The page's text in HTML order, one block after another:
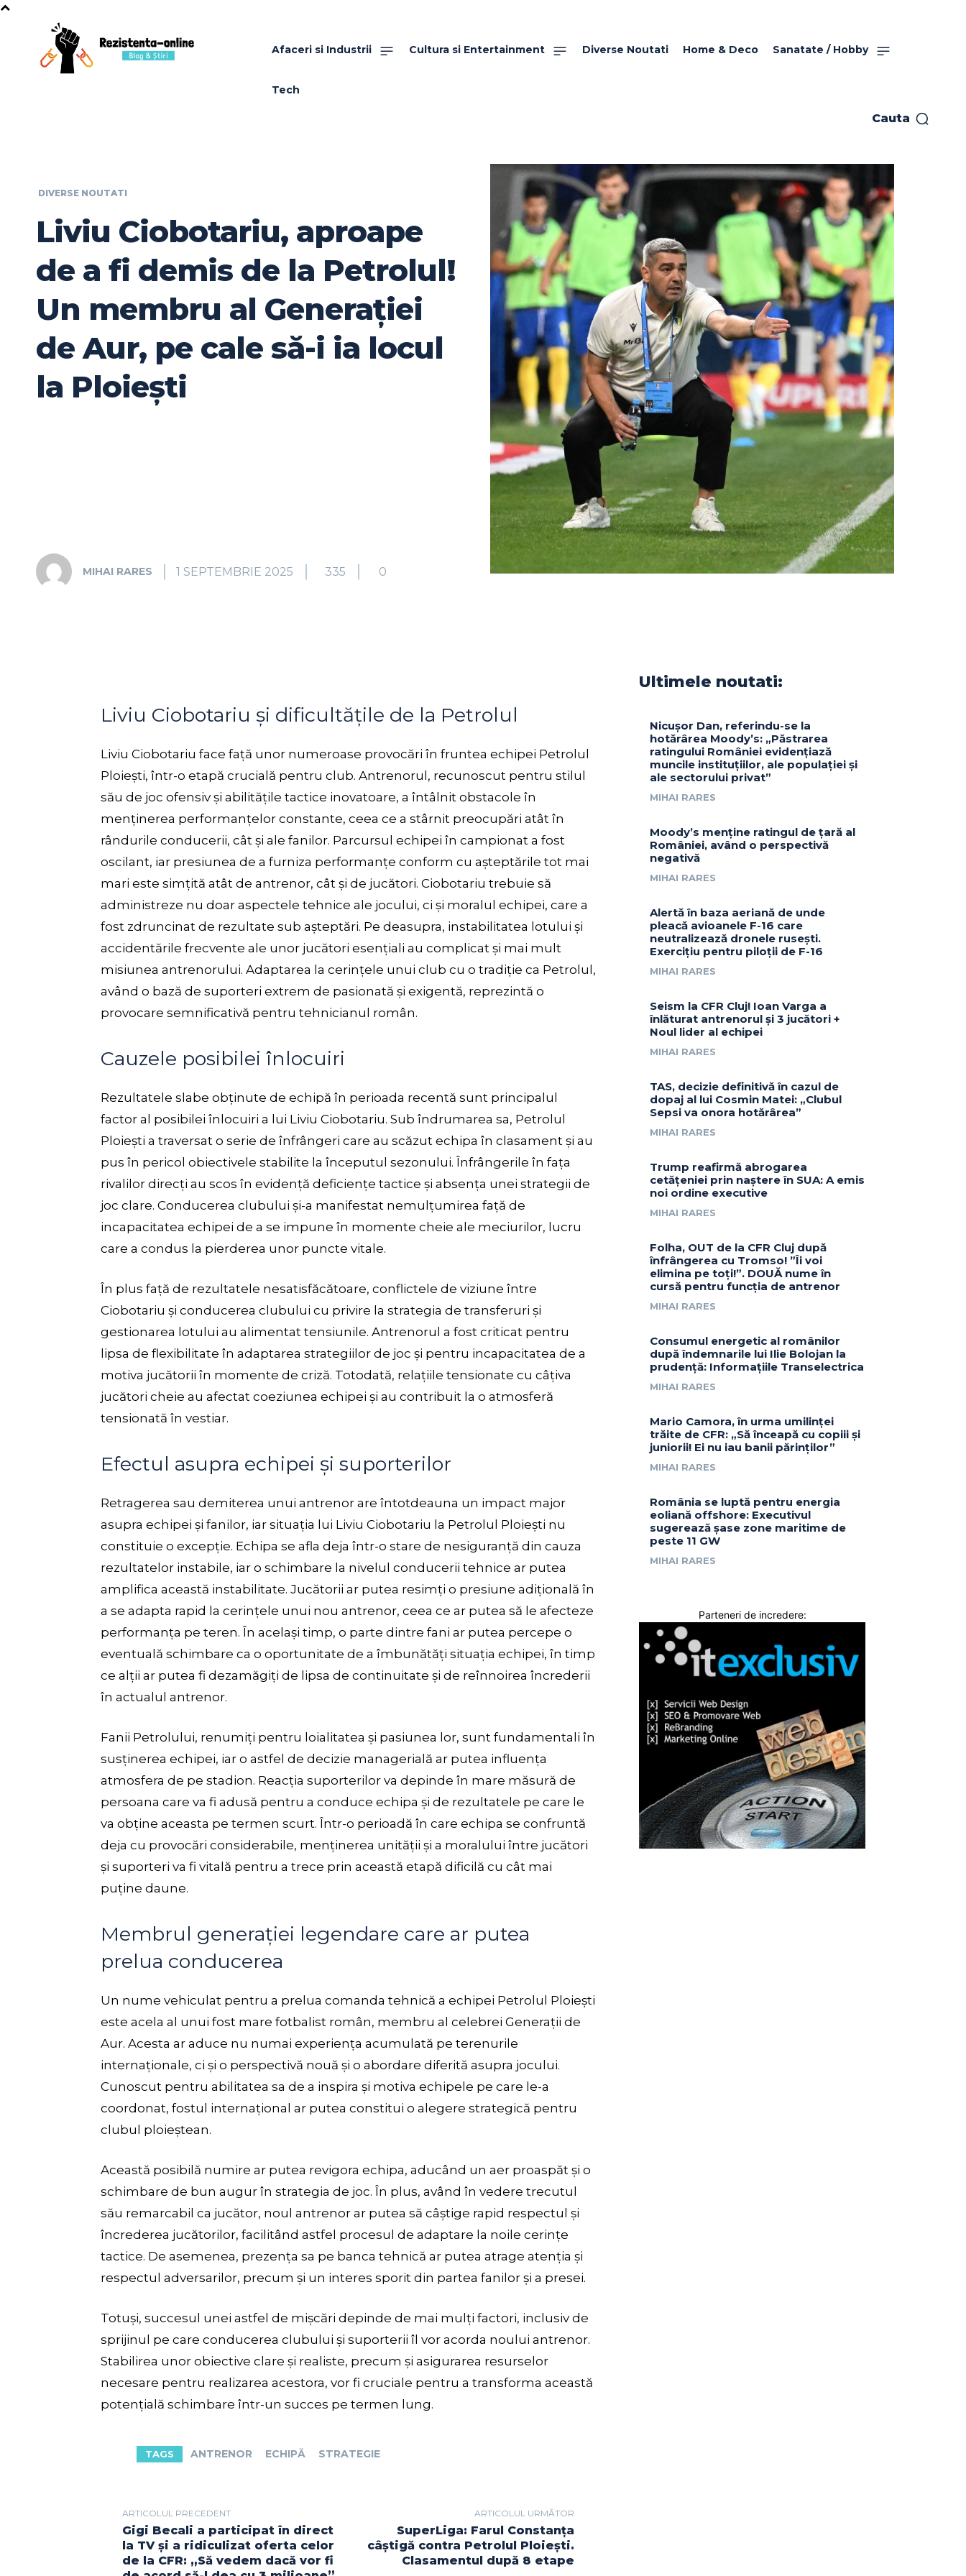
Afaceri si Industrii Cultura si Entertainment Diverse Noutati Home & Deco Sanatate / Hobby
Tech
Cauta
DIVERSE NOUTATI
Liviu Ciobotariu, aproape
de a fi demis de la Petrolul!
Un membru al Generației
de Aur, pe cale să-i ia locul
la Ploiești
MIHAI RARES 1 SEPTEMBRIE 2025 335 0
Liviu Ciobotariu și dificultățile de la Petrolul
Liviu Ciobotariu face față unor numeroase provocări în fruntea echipei Petrolul
Ploiești, într-o etapă crucială pentru club. Antrenorul, recunoscut pentru stilul
său de joc ofensiv și abilitățile tactice inovatoare, a întâlnit obstacole în
menținerea performanțelor constante, ceea ce a stârnit preocupări atât în
rândurile conducerii, cât și ale fanilor. Parcursul echipei în campionat a fost
oscilant, iar presiunea de a furniza performanțe conform cu așteptările tot mai
mari este simțită atât de antrenor, cât și de jucători. Ciobotariu trebuie să
administreze nu doar aspectele tehnice ale jocului, ci și moralul echipei, care a
fost zdruncinat de rezultate sub așteptări. Pe deasupra, instabilitatea lotului și
accidentările frecvente ale unor jucători esențiali au complicat și mai mult
misiunea antrenorului. Adaptarea la cerințele unui club cu o tradiție ca Petrolul,
având o bază de suporteri extrem de pasionată și exigentă, reprezintă o
provocare semnificativă pentru tehnicianul român.
Cauzele posibilei înlocuiri
Rezultatele slabe obținute de echipă în perioada recentă sunt principalul
factor al posibilei înlocuiri a lui Liviu Ciobotariu. Sub îndrumarea sa, Petrolul
Ploiești a traversat o serie de înfrângeri care au scăzut echipa în clasament și au
pus în pericol obiectivele stabilite la începutul sezonului. Înfrângerile în fața
rivalilor direcți au scos în evidență deficiențe tactice și absența unei strategii de
joc clare. Conducerea clubului și-a manifestat nemulțumirea față de
incapacitatea echipei de a se impune în momente cheie ale meciurilor, lucru
care a condus la pierderea unor puncte vitale.
În plus față de rezultatele nesatisfăcătoare, conflictele de viziune între
Ciobotariu și conducerea clubului cu privire la strategia de transferuri și
gestionarea lotului au alimentat tensiunile. Antrenorul a fost criticat pentru
lipsa de flexibilitate în adaptarea strategiilor de joc și pentru incapacitatea de a
motiva jucătorii în momente de criză. Totodată, relațiile tensionate cu câțiva
jucători cheie au afectat coeziunea echipei și au contribuit la o atmosferă
tensionată în vestiar.
Efectul asupra echipei și suporterilor
Retragerea sau demiterea unui antrenor are întotdeauna un impact major
asupra echipei și fanilor, iar situația lui Liviu Ciobotariu la Petrolul Ploiești nu
constituie o excepție. Echipa se afla deja într-o stare de nesiguranță din cauza
rezultatelor instabile, iar o schimbare la nivelul conducerii tehnice ar putea
amplifica această instabilitate. Jucătorii ar putea resimți o presiune adițională în
a se adapta rapid la cerințele unui nou antrenor, ceea ce ar putea să le afecteze
performanța pe teren. În același timp, o parte dintre fani ar putea percepe o
eventuală schimbare ca o oportunitate de a îmbunătăți situația echipei, în timp
ce alții ar putea fi dezamăgiți de lipsa de continuitate și de reînnoirea încrederii
în actualul antrenor.
Fanii Petrolului, renumiți pentru loialitatea și pasiunea lor, sunt fundamentali în
susținerea echipei, iar o astfel de decizie managerială ar putea influența
atmosfera de pe stadion. Reacția suporterilor va depinde în mare măsură de
persoana care va fi adusă pentru a conduce echipa și de rezultatele pe care le
va obține aceasta pe termen scurt. Într-o perioadă în care echipa se confruntă
deja cu provocări considerabile, menținerea unității și a moralului între jucători
și suporteri va fi vitală pentru a trece prin această etapă dificilă cu cât mai
puține daune.
Membrul generației legendare care ar putea
prelua conducerea
Un nume vehiculat pentru a prelua comanda tehnică a echipei Petrolul Ploiești
este acela al unui fost mare fotbalist român, membru al celebrei Generații de
Aur. Acesta ar aduce nu numai experiența acumulată pe terenurile
internaționale, ci și o perspectivă nouă și o abordare diferită asupra jocului.
Cunoscut pentru abilitatea sa de a inspira și motiva echipele pe care le-a
coordonat, fostul internațional ar putea constitui o alegere strategică pentru
clubul ploieștean.
Această posibilă numire ar putea revigora echipa, aducând un aer proaspăt și o
schimbare de bun augur în strategia de joc. În plus, având în vedere trecutul
său remarcabil ca jucător, noul antrenor ar putea să câștige rapid respectul și
încrederea jucătorilor, facilitând astfel procesul de adaptare la noile cerințe
tactice. De asemenea, prezența sa pe banca tehnică ar putea atrage atenția și
respectul adversarilor, precum și un interes sporit din partea fanilor și a presei.
Totuși, succesul unei astfel de mișcări depinde de mai mulți factori, inclusiv de
sprijinul pe care conducerea clubului și suporterii îl vor acorda noului antrenor.
Stabilirea unor obiective clare și realiste, precum și asigurarea resurselor
necesare pentru realizarea acestora, vor fi cruciale pentru a transforma această
potențială schimbare într-un succes pe termen lung.
TAGS ANTRENOR ECHIPĂ STRATEGIE
ARTICOLUL PRECEDENT
Gigi Becali a participat în direct
la TV și a ridiculizat oferta celor
de la CFR: „Să vedem dacă vor fi
ARTICOLUL URMĂTOR
SuperLiga: Farul Constanța
câștigă contra Petrolul Ploiești.
Clasamentul după 8 etape
Ultimele noutati:
Nicușor Dan, referindu-se la
hotărârea Moody’s: „Păstrarea
ratingului României evidențiază
muncile instituțiilor, ale populației și
ale sectorului privat”
MIHAI RARES
Moody’s menține ratingul de țară al
României, având o perspectivă
negativă
MIHAI RARES
Alertă în baza aeriană de unde
pleacă avioanele F-16 care
neutralizează dronele rusești.
Exercițiu pentru piloții de F-16
MIHAI RARES
Seism la CFR Cluj! Ioan Varga a
înlăturat antrenorul și 3 jucători +
Noul lider al echipei
MIHAI RARES
TAS, decizie definitivă în cazul de
dopaj al lui Cosmin Matei: „Clubul
Sepsi va onora hotărârea”
MIHAI RARES
Trump reafirmă abrogarea
cetățeniei prin naștere în SUA: A emis
noi ordine executive
MIHAI RARES
Folha, OUT de la CFR Cluj după
înfrângerea cu Tromso! ”Îi voi
elimina pe toți!”. DOUĂ nume în
cursă pentru funcția de antrenor
MIHAI RARES
Consumul energetic al românilor
după îndemnarile lui Ilie Bolojan la
prudență: Informațiile Transelectrica
MIHAI RARES
Mario Camora, în urma umilinței
trăite de CFR: „Să înceapă cu copiii și
juniorii! Ei nu iau banii părinților”
MIHAI RARES
România se luptă pentru energia
eoliană offshore: Executivul
sugerează șase zone maritime de
peste 11 GW
MIHAI RARES
Parteneri de incredere: